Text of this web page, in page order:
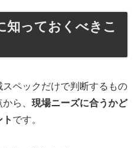
知っておくべきこ
ペックだけで判断するもの
ら、 現場ニーズに合うかど
です。